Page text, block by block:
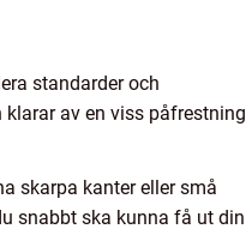
standarder och
av en viss påfrestning
skarpa kanter eller små
snabbt ska kunna få ut din